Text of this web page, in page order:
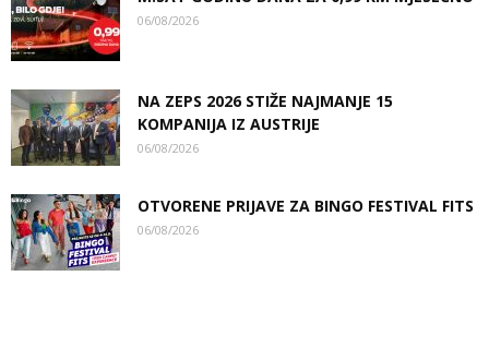
06/08/2026
NA ZEPS 2026 STIŽE NAJMANJE 15
KOMPANIJA IZ AUSTRIJE
06/08/2026
OTVORENE PRIJAVE ZA BINGO FESTIVAL FITS
06/08/2026